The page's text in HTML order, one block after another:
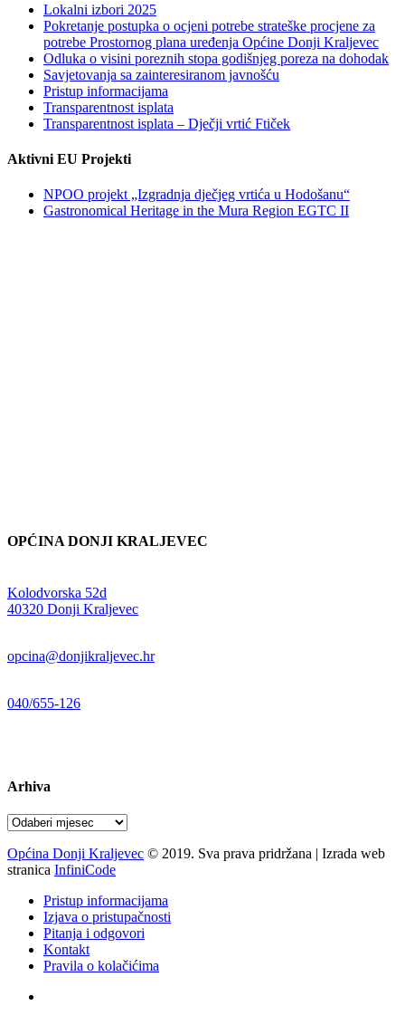
Lokalni izbori 2025
Pokretanje postupka o ocjeni potrebe strateške procjene za
potrebe Prostornog plana uređenja Općine Donji Kraljevec
Odluka o visini poreznih stopa godišnjeg poreza na dohodak
Savjetovanja sa zainteresiranom javnošću
Pristup informacijama
Transparentnost isplata
Transparentnost isplata – Dječji vrtić Ftiček
Aktivni EU Projekti
NPOO projekt „Izgradnja dječjeg vrtića u Hodošanu“
Gastronomical Heritage in the Mura Region EGTC II
OPĆINA DONJI KRALJEVEC
Kolodvorska 52d
40320 Donji Kraljevec
opcina@donjikraljevec.hr
040/655-126
Arhiva
Arhiva
Općina Donji Kraljevec © 2019. Sva prava pridržana | Izrada web
stranica InfiniCode
Pristup informacijama
Izjava o pristupačnosti
Pitanja i odgovori
Kontakt
Pravila o kolačićima